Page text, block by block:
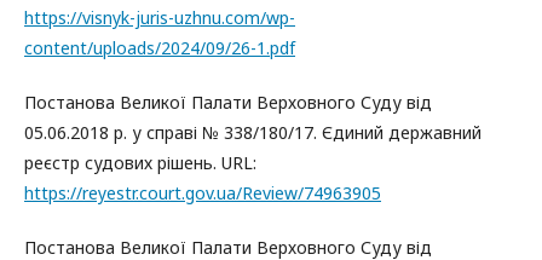
https://visnyk-juris-uzhnu.com/wp-
content/uploads/2024/09/26-1.pdf
Постанова Великої Палати Верховного Суду від
05.06.2018 р. у справі № 338/180/17. Єдиний державний
реєстр судових рішень. URL:
https://reyestr.court.gov.ua/Review/74963905
Постанова Великої Палати Верховного Суду від